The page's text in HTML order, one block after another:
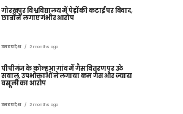
गोरखपुर विश्वविद्यालय में पेड़ों की कटाई पर विवाद,
छात्रों ने लगाए गंभीर आरोप
उत्तर प्रदेश 2 months ago
पीपीगंज के कोल्हुआ गांव में गैस वितरण पर उठे
सवाल, उपभोक्ताओं ने लगाया कम गैस और ज्यादा
वसूली का आरोप
उत्तर प्रदेश 2 months ago